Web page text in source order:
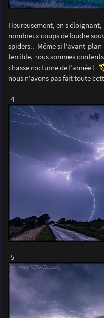
Heureusement, en
nombreux coups de foudre
spiders... Même si l'avant-plan
terrible, nous sommes
chasse nocturne de l'année !
nous n'avons pas fait toute
-4-
-5-